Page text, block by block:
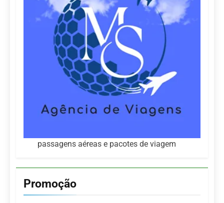
passagens aéreas e pacotes de viagem
Promoção